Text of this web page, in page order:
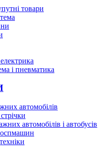
товари
і пневматика
автомобілів
автомобілів і автобусів